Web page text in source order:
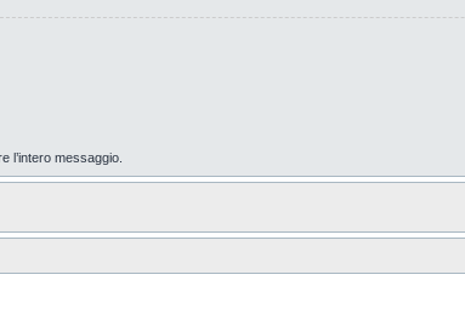
l’intero messaggio.